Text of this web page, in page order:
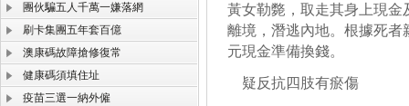
團伙騙五人千萬一嫌落網
刷卡集團五年套百億
澳康碼故障搶修復常
健康碼須填住址
疫苗三選一納外僱
黃女勒斃，取走其身上現
離境，潛逃內地。根據死
元現金準備換錢。
疑反抗四肢有瘀傷